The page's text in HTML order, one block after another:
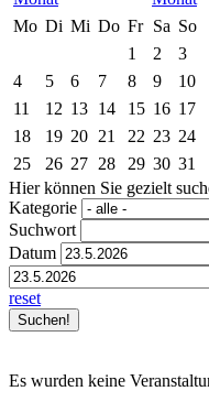
Mo Di Mi Do Fr Sa So
1
2
3
4
5 6 7 8 9
10
11
12 13 14 15 16 17
18
19 20 21 22 23 24
25
26 27 28 29 30 31
Hier können Sie gezielt
Kategorie
Suchwort
Datum
reset
Es wurden keine